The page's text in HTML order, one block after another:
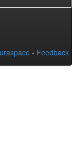
- Feedback